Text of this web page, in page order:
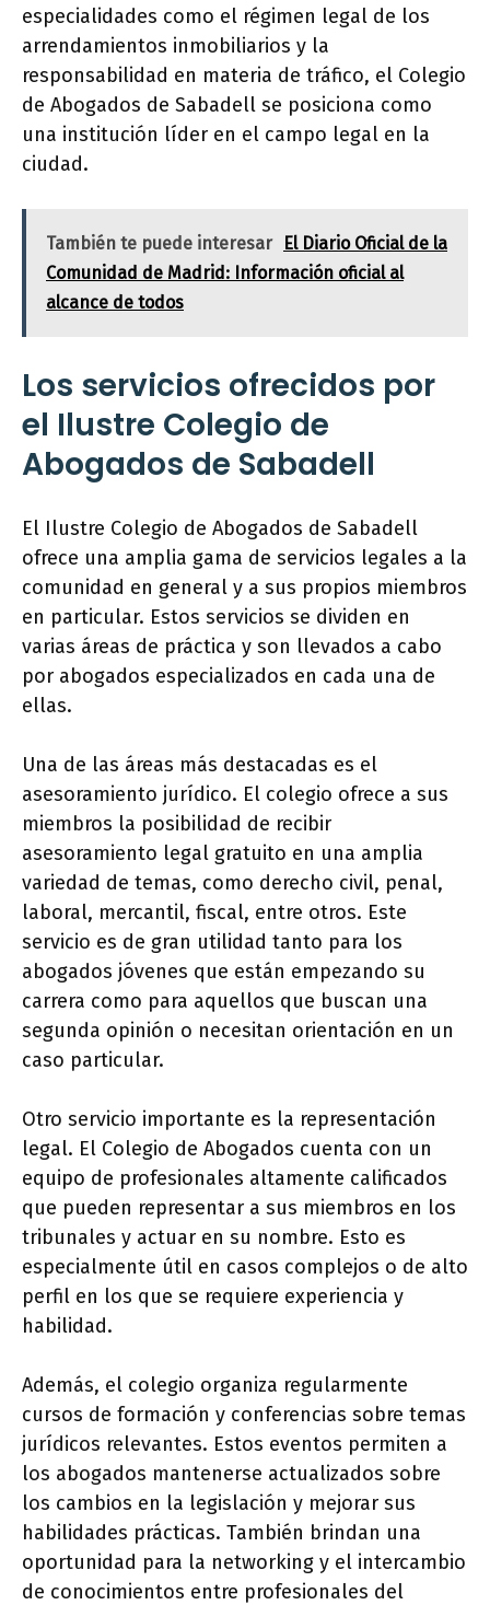
especialidades como el régimen legal de los
arrendamientos inmobiliarios y la
responsabilidad en materia de tráfico, el Colegio
de Abogados de Sabadell se posiciona como
una institución líder en el campo legal en la
ciudad.
También te puede interesar
El Diario Oficial de la
Comunidad de Madrid: Información oficial al
alcance de todos
Los servicios ofrecidos por
el Ilustre Colegio de
Abogados de Sabadell
El Ilustre Colegio de Abogados de Sabadell
ofrece una amplia gama de servicios legales a la
comunidad en general y a sus propios miembros
en particular. Estos servicios se dividen en
varias áreas de práctica y son llevados a cabo
por abogados especializados en cada una de
ellas.
Una de las áreas más destacadas es el
asesoramiento jurídico. El colegio ofrece a sus
miembros la posibilidad de recibir
asesoramiento legal gratuito en una amplia
variedad de temas, como derecho civil, penal,
laboral, mercantil, fiscal, entre otros. Este
servicio es de gran utilidad tanto para los
abogados jóvenes que están empezando su
carrera como para aquellos que buscan una
segunda opinión o necesitan orientación en un
caso particular.
Otro servicio importante es la representación
legal. El Colegio de Abogados cuenta con un
equipo de profesionales altamente calificados
que pueden representar a sus miembros en los
tribunales y actuar en su nombre. Esto es
especialmente útil en casos complejos o de alto
perfil en los que se requiere experiencia y
habilidad.
Además, el colegio organiza regularmente
cursos de formación y conferencias sobre temas
jurídicos relevantes. Estos eventos permiten a
los abogados mantenerse actualizados sobre
los cambios en la legislación y mejorar sus
habilidades prácticas. También brindan una
oportunidad para la networking y el intercambio
de conocimientos entre profesionales del